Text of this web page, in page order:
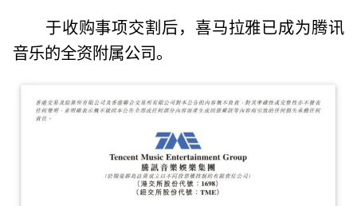
于收购事项交割后，喜马拉雅已成为腾讯
音乐的全资附属公司。